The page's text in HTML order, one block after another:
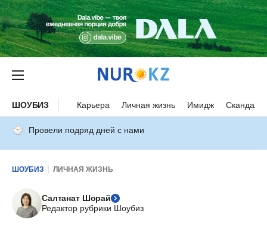
ШОУБИЗ Карьера Личная жизнь Имидж Скандалы
Провели подряд дней с нами
ШОУБИЗ ЛИЧНАЯ ЖИЗНЬ
Салтанат Шорай
Редактор рубрики Шоубиз